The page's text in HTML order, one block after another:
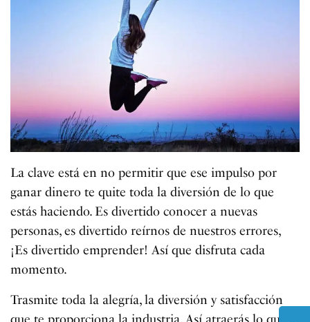
La clave está en no permitir que ese impulso por
ganar dinero te quite toda la diversión de lo que
estás haciendo. Es divertido conocer a nuevas
personas, es divertido reírnos de nuestros errores,
¡Es divertido emprender! Así que disfruta cada
momento.
Trasmite toda la alegría, la diversión y satisfacción